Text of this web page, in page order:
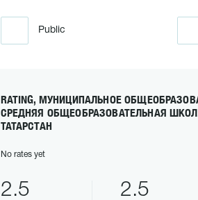
Public
RATING, МУНИЦИПАЛЬНОЕ
СРЕДНЯЯ ОБЩЕОБРАЗОВАТЕЛЬНАЯ
ТАТАРСТАН
No rates yet
2.5 2.5